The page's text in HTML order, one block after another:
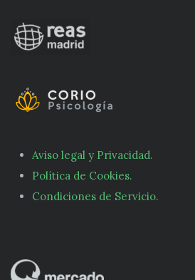
Aviso legal y Privacidad.
Política de Cookies.
Condiciones de Servicio.